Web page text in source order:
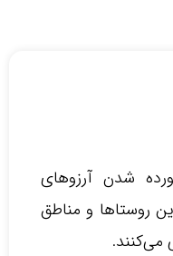
شدن آرزوهای
روستاها و مناطق
می‌کنند.‌